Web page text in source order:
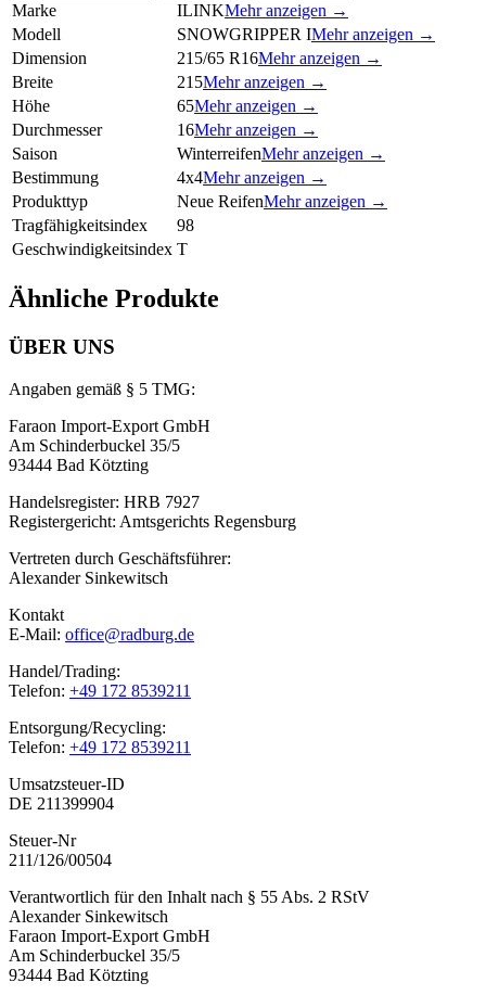
Marke ILINKMehr anzeigen →
Modell
SNOWGRIPPER IMehr anzeigen →
Dimension
215/65 R16Mehr anzeigen →
Breite
215Mehr anzeigen →
Höhe
65Mehr anzeigen →
Durchmesser
16Mehr anzeigen →
Saison
WinterreifenMehr anzeigen →
Bestimmung
4x4Mehr anzeigen →
Produkttyp
Neue ReifenMehr anzeigen →
Tragfähigkeitsindex
98
Geschwindigkeitsindex T
Ähnliche Produkte
ÜBER UNS
Angaben gemäß § 5 TMG:
Faraon Import-Export GmbH
Am Schinderbuckel 35/5
93444 Bad Kötzting
Handelsregister: HRB 7927
Registergericht: Amtsgerichts Regensburg
Vertreten durch Geschäftsführer:
Alexander Sinkewitsch
Kontakt
E-Mail: office@radburg.de
Handel/Trading:
Telefon: +49 172 8539211
Entsorgung/Recycling:
Telefon: +49 172 8539211
Umsatzsteuer-ID
DE 211399904
Steuer-Nr
211/126/00504
Verantwortlich für den Inhalt nach § 55 Abs. 2 RStV
Alexander Sinkewitsch
Faraon Import-Export GmbH
Am Schinderbuckel 35/5
93444 Bad Kötzting